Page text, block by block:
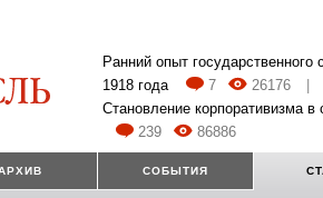
Ранний опыт
1918 года
7 26176
Становление корпоративизма
239
86886
СОБЫТИЯ